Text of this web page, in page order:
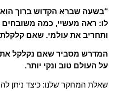
“בשעה שברא הקדוש ברוך הוא
לו: ראה מעשיי, כמה
ותחריב את עולמי. שאם
המדרש מסביר שאם נקלקל את
על העולם טוב ונקי יותר.
שאלת המחקר שלנו: כיצד ניתן